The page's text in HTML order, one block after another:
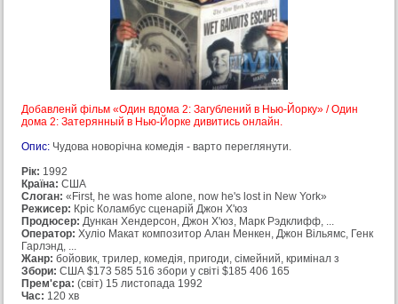
Добавленй фільм «Один вдома 2: Загублений в Нью-Йорку» / Один
дома 2: Затерянный в Нью-Йорке дивитись онлайн.
Опис: Чудова новорічна комедія - варто переглянути.
Рік: 1992
Країна: США
Слоган: «First, he was home alone, now he's lost in New York»
Режисер: Кріс Коламбус сценарій Джон Х'юз
Продюсер: Дункан Хендерсон, Джон Х'юз, Марк Рэдклифф, ...
Оператор: Хуліо Макат композитор Алан Менкен, Джон Вільямс, Генк
Гарлэнд, ...
Жанр: бойовик, трилер, комедія, пригоди, сімейний, кримінал з
Збори: США $173 585 516 збори у світі $185 406 165
Прем'єра: (світ) 15 листопада 1992
Час: 120 хв